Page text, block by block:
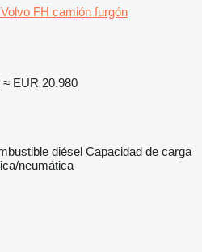
Volvo FH camión furgón
≈ EUR 20.980
diésel Capacidad de carga
neumática